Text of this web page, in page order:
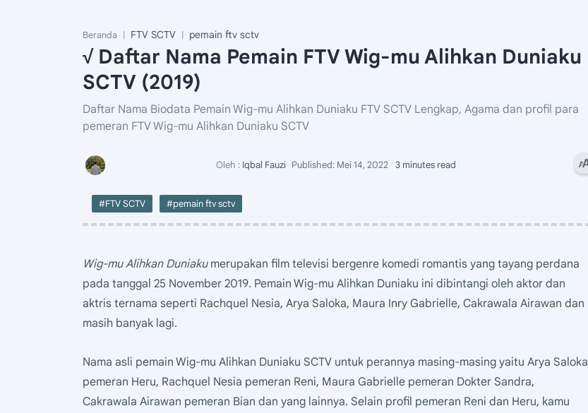
Beranda FTV SCTV pemain ftv sctv
√ Daftar Nama Pemain FTV Wig-mu Alihkan Duniaku
SCTV (2019)
Daftar Nama Biodata Pemain Wig-mu Alihkan Duniaku FTV SCTV Lengkap, Agama dan profil para
pemeran FTV Wig-mu Alihkan Duniaku SCTV
3 minutes read
#FTV SCTV #pemain ftv sctv
Wig-mu Alihkan Duniakumerupakan film televisi bergenre komedi romantis yang tayang perdana
pada tanggal 25 November 2019. Pemain Wig-mu Alihkan Duniaku ini dibintangi oleh aktor dan
aktris ternama seperti Rachquel Nesia, Arya Saloka, Maura Inry Gabrielle, Cakrawala Airawan dan
masih banyak lagi.
Nama asli pemain Wig-mu Alihkan Duniaku SCTV untuk perannya masing-masing yaitu Arya Saloka
pemeran Heru, Rachquel Nesia pemeran Reni, Maura Gabrielle pemeran Dokter Sandra,
Cakrawala Airawan pemeran Bian dan yang lainnya. Selain profil pemeran Reni dan Heru, kamu